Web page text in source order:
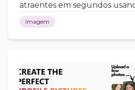
atraentes em segundos
Imagem